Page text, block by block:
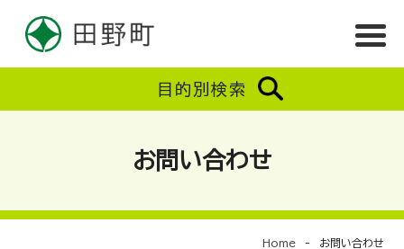
目的別検索
お問い合わせ
Home - お問い合わせ